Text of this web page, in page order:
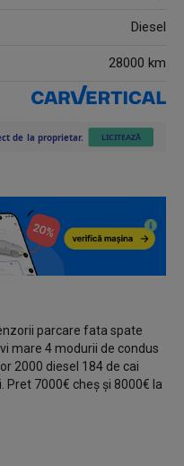
Diesel
28000 km
parcare fata spate
mare 4 modurii de condus
2000 diesel 184 de cai
7000€ cheș și 8000€ la